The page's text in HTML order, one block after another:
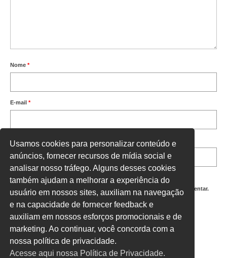
Nome *
E-mail *
Site
Salvar meus dados neste navegador para a próxima vez que eu comentar.
Digite uma resposta em números:
17 − seis =
Usamos cookies para personalizar conteúdo e
anúncios, fornecer recursos de mídia social e
analisar nosso tráfego. Alguns desses cookies
também ajudam a melhorar a experiência do
usuário em nossos sites, auxiliam na navegação
e na capacidade de fornecer feedback e
auxiliam em nossos esforços promocionais e de
marketing. Ao continuar, você concorda com a
nossa política de privacidade.
Acesse aqui nossa Política de Privacidade.